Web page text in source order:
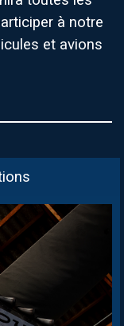
à notre
et avions